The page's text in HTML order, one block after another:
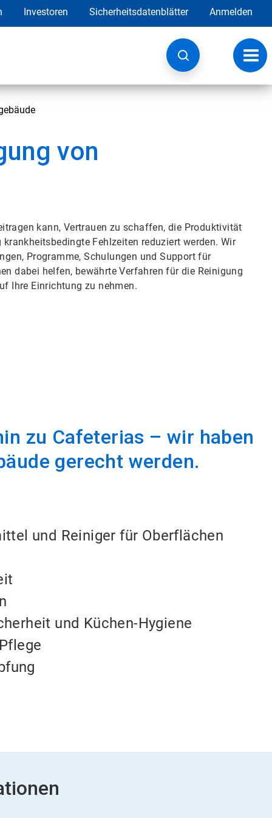
Investoren Sicherheitsdatenblätter Anmelden
von
kann, Vertrauen zu schaffen, die Produktivität
Fehlzeiten reduziert werden. Wir
Programme, Schulungen und Support für
dabei helfen, bewährte Verfahren für die Reinigung
Ihre Einrichtung zu nehmen.
zu Cafeterias – wir haben
gerecht werden.
und Reiniger für Oberflächen
und Küchen-Hygiene